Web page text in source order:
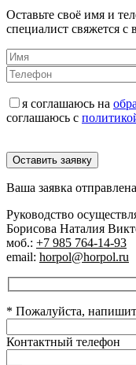
Оставьте своё имя и
специалист свяжется с
я соглашаюсь на
соглашаюсь с
Оставить заявку
Ваша заявка
Руководство
Борисова Наталия
моб.: +7 985 764-14-93
email: horpol@horpol.ru
* Пожалуйста,
Контактный телефон